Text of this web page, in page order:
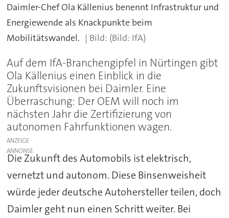
Daimler-Chef Ola Källenius benennt Infrastruktur und
Energiewende als Knackpunkte beim
Mobilitätswandel.
(Bild: IfA)
Auf dem IfA-Branchengipfel in Nürtingen gibt
Ola Källenius einen Einblick in die
Zukunftsvisionen bei Daimler. Eine
Überraschung: Der OEM will noch im
nächsten Jahr die Zertifizierung von
autonomen Fahrfunktionen wagen.
ANZEIGE
Die Zukunft des Automobils ist elektrisch,
vernetzt und autonom. Diese Binsenweisheit
würde jeder deutsche Autohersteller teilen, doch
Daimler geht nun einen Schritt weiter. Bei